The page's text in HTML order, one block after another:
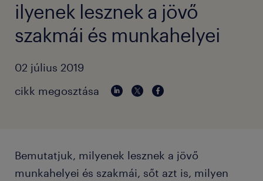
ilyenek lesznek a jövő
szakmái és munkahelyei
02 július 2019
cikk megosztása
Bemutatjuk, milyenek lesznek a jövő
munkahelyei és szakmái, sőt azt is, milyen